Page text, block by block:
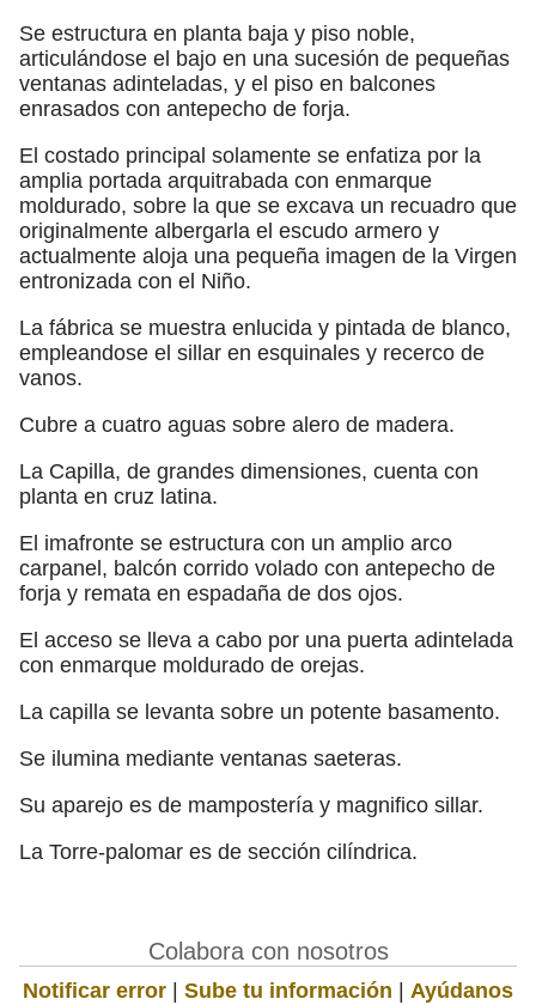
Se estructura en planta baja y piso noble,
articulándose el bajo en una sucesión de pequeñas
ventanas adinteladas, y el piso en balcones
enrasados con antepecho de forja.
El costado principal solamente se enfatiza por la
amplia portada arquitrabada con enmarque
moldurado, sobre la que se excava un recuadro que
originalmente albergarla el escudo armero y
actualmente aloja una pequeña imagen de la Virgen
entronizada con el Niño.
La fábrica se muestra enlucida y pintada de blanco,
empleandose el sillar en esquinales y recerco de
vanos.
Cubre a cuatro aguas sobre alero de madera.
La Capilla, de grandes dimensiones, cuenta con
planta en cruz latina.
El imafronte se estructura con un amplio arco
carpanel, balcón corrido volado con antepecho de
forja y remata en espadaña de dos ojos.
El acceso se lleva a cabo por una puerta adintelada
con enmarque moldurado de orejas.
La capilla se levanta sobre un potente basamento.
Se ilumina mediante ventanas saeteras.
Su aparejo es de mampostería y magnifico sillar.
La Torre-palomar es de sección cilíndrica.
Colabora con nosotros
Notificar error | Sube tu información | Ayúdanos